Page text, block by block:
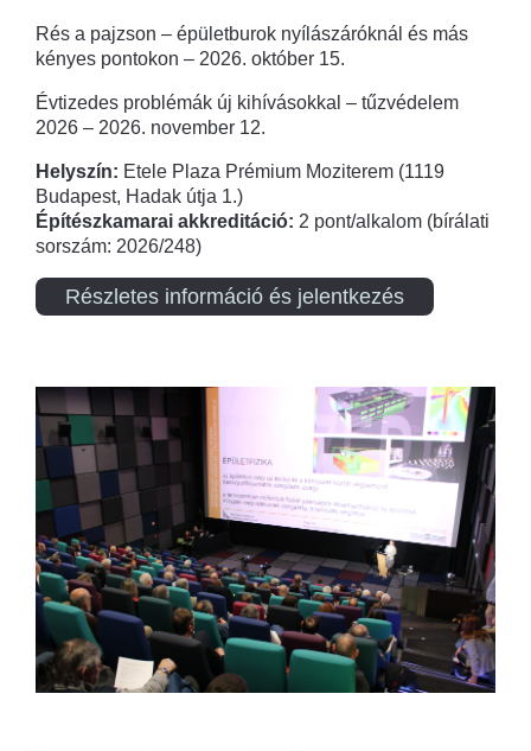
Rés a pajzson – épületburok nyílászáróknál és más
kényes pontokon – 2026. október 15.
Évtizedes problémák új kihívásokkal – tűzvédelem
2026 – 2026. november 12.
Helyszín: Etele Plaza Prémium Moziterem (1119
Budapest, Hadak útja 1.)
Építészkamarai akkreditáció: 2 pont/alkalom (bírálati
sorszám: 2026/248)
Részletes információ és jelentkezés